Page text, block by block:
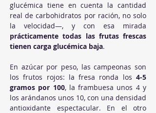
glucémica tiene en cuenta la cantidad
real de carbohidratos por ración, no solo
prácticamente todas las frutas frescas
tienen carga glucémica baja.
En azúcar por peso, las campeonas son
los frutos rojos: la fresa ronda los 4-5
gramos por 100, la frambuesa unos 4 y
los arándanos unos 10, con una densidad
antioxidante espectacular. En el otro